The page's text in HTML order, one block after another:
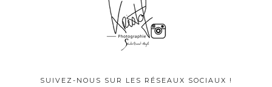
SUIVEZ-NOUS SUR LES RÉSEAUX SOCIAUX !